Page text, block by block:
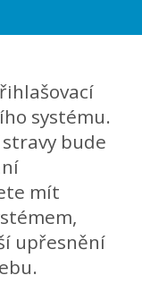
systému.
bude
mít
upřesnění